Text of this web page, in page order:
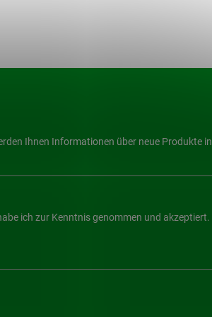
Ihnen Informationen über neue Produkte in
ich zur Kenntnis genommen und akzeptiert.